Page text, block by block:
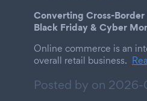
Converting Cross-Border
Black Friday & Cyber
Online commerce is an
overall retail business.
Posted by on